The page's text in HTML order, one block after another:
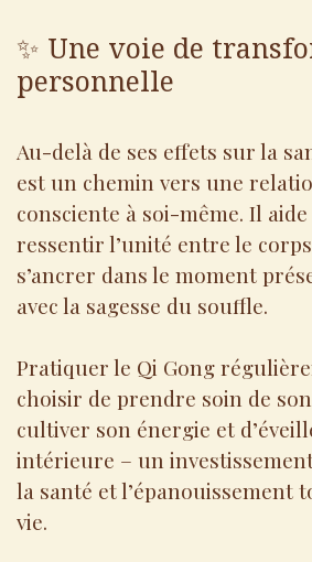
✨ Une voie de
personnelle
Au-delà de ses effets sur la
est un chemin vers une
consciente à soi-même. Il
ressentir l’unité entre le
s’ancrer dans le moment
avec la sagesse du souffle.
Pratiquer le Qi Gong
choisir de prendre soin de
cultiver son énergie et
intérieure – un
la santé et l’épanouissement
vie.